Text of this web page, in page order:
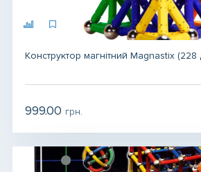
Конструктор магнітний Magnastix (228
999.00 грн.